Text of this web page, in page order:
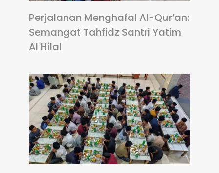
Perjalanan Menghafal Al-Qur’an:
Semangat Tahfidz Santri Yatim
Al Hilal